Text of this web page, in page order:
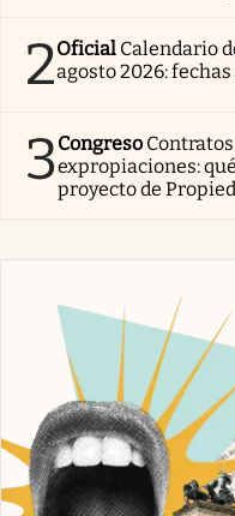
2Oficial Calendario
agosto 2026:
3Congreso
expropiaciones:
proyecto de